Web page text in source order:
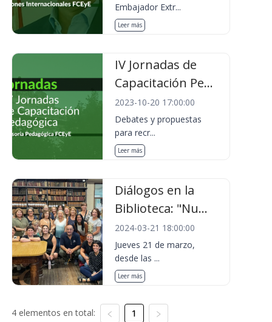
Embajador Extr...
Leer más
IV Jornadas de
Capacitación Pe...
2023-10-20 17:00:00
Debates y propuestas
para recr...
Leer más
Diálogos en la
Biblioteca: "Nu...
2024-03-21 18:00:00
Jueves 21 de marzo,
desde las ...
Leer más
4 elementos en total: 1